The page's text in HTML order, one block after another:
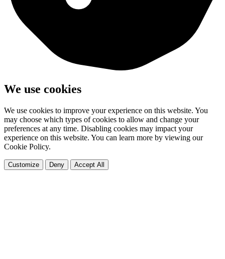
We use cookies
We use cookies to improve your experience on this website. You
may choose which types of cookies to allow and change your
preferences at any time. Disabling cookies may impact your
experience on this website. You can learn more by viewing our
Cookie Policy.
Customize Deny Accept All